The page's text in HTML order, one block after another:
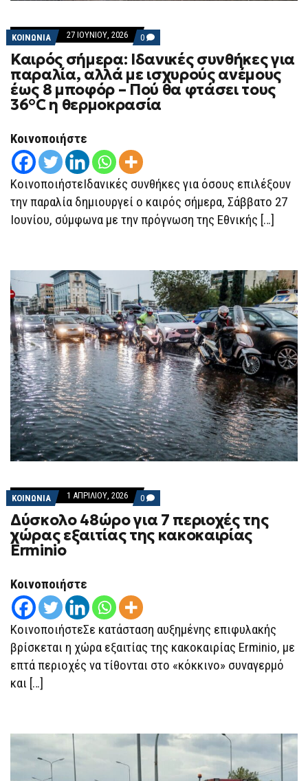
ΚΟΙΝΩΝΙΑ 27 ΙΟΥΝΊΟΥ, 2026 0 COMMENTS
ON
ΚΑΙΡΌΣ
ΣΉΜΕΡΑ:
ΙΔΑΝΙΚΈΣ
ΣΥΝΘΉΚΕΣ
ΓΙΑ
ΠΑΡΑΛΊΑ,
ΜΠΟΦΌΡ
–
ΠΟΎ
ΦΤΆΣΕΙ
Καιρός σήμερα: Ιδανικές συνθήκες για
παραλία, αλλά με ισχυρούς ανέμους
έως 8 μποφόρ – Πού θα φτάσει τους
36°C η θερμοκρασία
Κοινοποιήστε
ΚοινοποιήστεΙδανικές συνθήκες για όσους επιλέξουν
την παραλία δημιουργεί ο καιρός σήμερα, Σάββατο 27
Ιουνίου, σύμφωνα με την πρόγνωση της Εθνικής […]
ΚΟΙΝΩΝΙΑ 1 ΑΠΡΙΛΊΟΥ, 2026 0 COMMENTS
ON
ΔΎΣΚΟΛΟ
48ΏΡΟ
ΓΙΑ
Δύσκολο 48ώρο για 7 περιοχές της
χώρας εξαιτίας της κακοκαιρίας
Erminio
Κοινοποιήστε
ΚοινοποιήστεΣε κατάσταση αυξημένης επιφυλακής
βρίσκεται η χώρα εξαιτίας της κακοκαιρίας Erminio, με
επτά περιοχές να τίθονται στο «κόκκινο» συναγερμό
και […]